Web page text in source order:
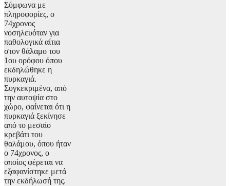
Σύμφωνα με
πληροφορίες, ο
74χρονος
νοσηλευόταν για
παθολογικά αίτια
στον θάλαμο του
1ου ορόφου όπου
εκδηλώθηκε η
πυρκαγιά.
Συγκεκριμένα, από
την αυτοψία στο
χώρο, φαίνεται ότι η
πυρκαγιά ξεκίνησε
από το μεσαίο
κρεβάτι του
θαλάμου, όπου ήταν
ο 74χρονος, ο
οποίος φέρεται να
εξαφανίστηκε μετά
την εκδήλωσή της.